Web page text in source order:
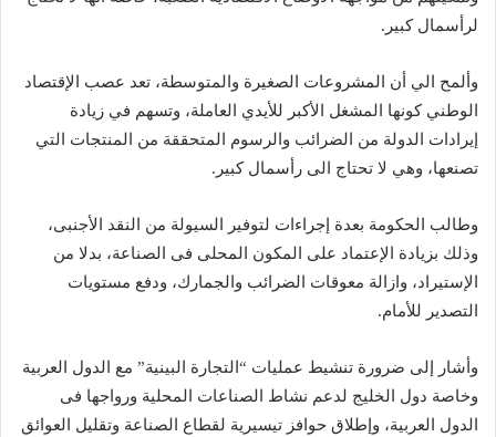
لرأسمال كبير.
وألمح الي أن المشروعات الصغيرة والمتوسطة، تعد عصب الإقتصاد
الوطني كونها المشغل الأكبر للأيدي العاملة، وتسهم في زيادة
إيرادات الدولة من الضرائب والرسوم المتحققة من المنتجات التي
تصنعها، وهي لا تحتاج الى رأسمال كبير.
وطالب الحكومة بعدة إجراءات لتوفير السيولة من النقد الأجنبى،
وذلك بزيادة الإعتماد على المكون المحلى فى الصناعة، بدلا من
الإستيراد، وازالة معوقات الضرائب والجمارك، ودفع مستويات
التصدير للأمام.
وأشار إلى ضرورة تنشيط عمليات “التجارة البينية” مع الدول العربية
وخاصة دول الخليج لدعم نشاط الصناعات المحلية ورواجها فى
الدول العربية، وإطلاق حوافز تيسيرية لقطاع الصناعة وتقليل العوائق